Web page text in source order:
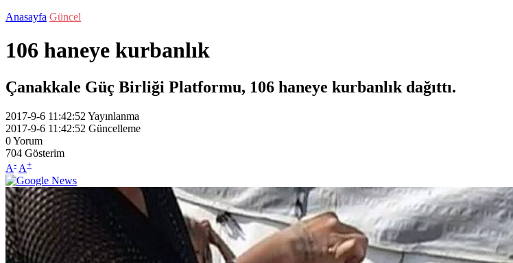
Anasayfa Güncel
106 haneye kurbanlık
Çanakkale Güç Birliği Platformu, 106 haneye kurbanlık dağıttı.
2017-9-6 11:42:52 Yayınlanma
2017-9-6 11:42:52 Güncelleme
0Yorum
704 Gösterim
A- A+